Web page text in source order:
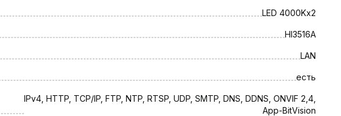
основе матрицы 1/2.8 SONY Starvis Back-illuminated CMOS Sensor;
2.8 мм;
Lux;
подсветкой дальностью – 25 метров;
LED 4000Kх2
HI3516A
LAN
есть
IPv4, HTTP, TCP/IP, FTP, NTP, RTSP, UDP, SMTP, DNS, DDNS, ONVIF 2,4,
App-BitVision